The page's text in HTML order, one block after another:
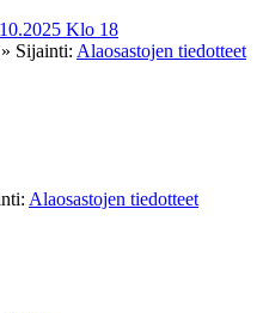
Klo 18
» Sijainti: Alaosastojen tiedotteet
Alaosastojen tiedotteet